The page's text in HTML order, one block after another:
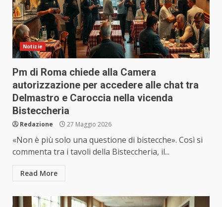
Notizie
Pm di Roma chiede alla Camera
autorizzazione per accedere alle chat tra
Delmastro e Caroccia nella vicenda
Bisteccheria
Redazione 27 Maggio 2026
«Non è più solo una questione di bistecche». Così si
commenta tra i tavoli della Bisteccheria, il...
Read More